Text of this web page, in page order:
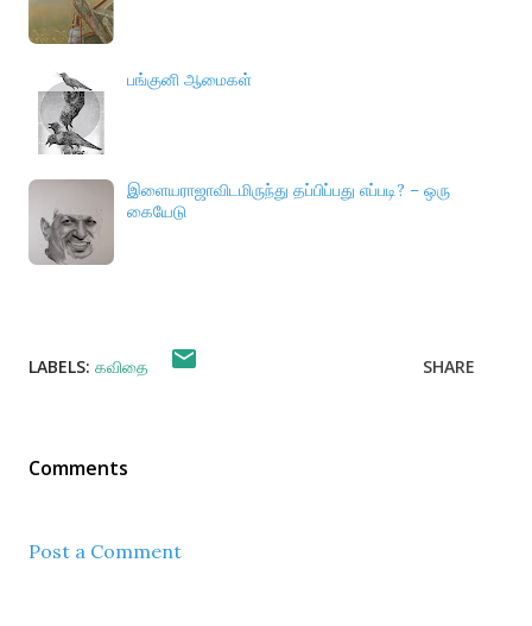
பங்குனி ஆமைகள்
இளையராஜாவிடமிருந்து தப்பிப்பது எப்படி? – ஒரு
கையேடு
LABELS: கவிதை SHARE
Comments
Post a Comment